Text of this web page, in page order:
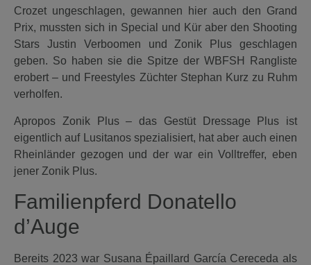
Crozet ungeschlagen, gewannen hier auch den Grand
Prix, mussten sich in Special und Kür aber den Shooting
Stars Justin Verboomen und Zonik Plus geschlagen
geben. So haben sie die Spitze der WBFSH Rangliste
erobert – und Freestyles Züchter Stephan Kurz zu Ruhm
verholfen.
Apropos Zonik Plus – das Gestüt Dressage Plus ist
eigentlich auf Lusitanos spezialisiert, hat aber auch einen
Rheinländer gezogen und der war ein Volltreffer, eben
jener Zonik Plus.
Familienpferd Donatello
d’Auge
Bereits 2023 war Susana Épaillard García Cereceda als